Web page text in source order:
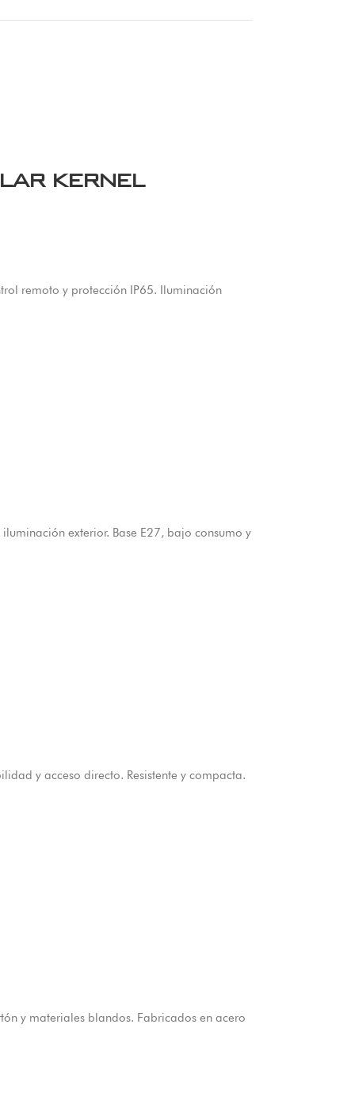
KERNEL
remoto y protección IP65. Iluminación
exterior. Base E27, bajo consumo y
y acceso directo. Resistente y compacta.
y materiales blandos. Fabricados en acero